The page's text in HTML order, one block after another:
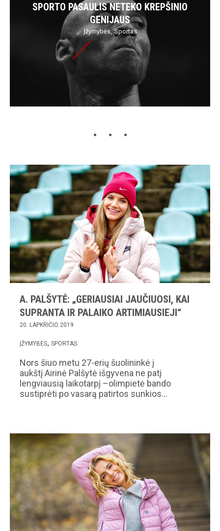
SPORTO PASAULIS NETEKO KREPŠINIO
GENIJAUS
Įžymybės Sportas
A. PALŠYTĖ: „GERIAUSIAI JAUČIUOSI, KAI
SUPRANTA IR PALAIKO ARTIMIAUSIEJI“
20. LAPKRIČIO 2019
ĮŽYMYBĖS SPORTAS
Nors šiuo metu 27-erių šuolininkė į
aukštį Airinė Palšytė išgyvena ne patį
lengviausią laikotarpį –olimpietė bando
sustiprėti po vasarą patirtos sunkios…